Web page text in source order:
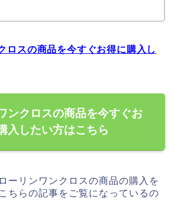
ロスの商品を今すぐお得に購入し
ンクロスの商品を今すぐお
入したい方はこちら
ーリンワンクロスの商品の購入を
ちらの記事をご覧になっているの